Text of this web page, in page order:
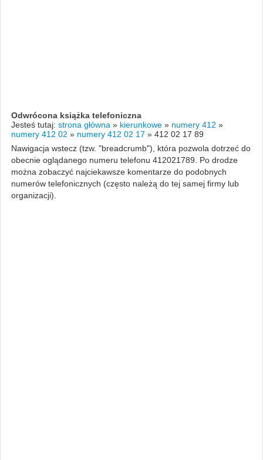
Odwrócona książka telefoniczna
Jesteś tutaj: strona główna » kierunkowe » numery 412 »
numery 412 02 » numery 412 02 17 » 412 02 17 89
Nawigacja wstecz (tzw. "breadcrumb"), która pozwola dotrzeć do
obecnie oglądanego numeru telefonu 412021789. Po drodze
można zobaczyć najciekawsze komentarze do podobnych
numerów telefonicznych (często należą do tej samej firmy lub
organizacji).